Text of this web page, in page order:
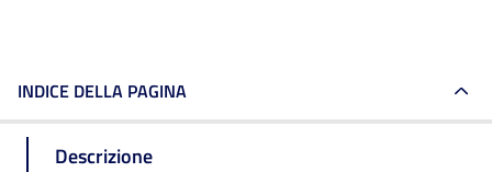
INDICE DELLA PAGINA
Descrizione